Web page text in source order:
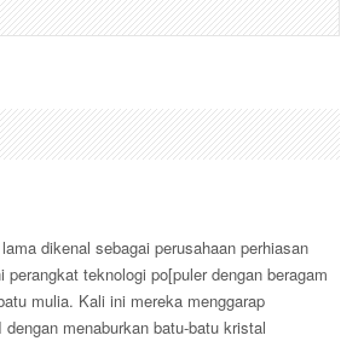
dikenal sebagai perusahaan perhiasan
perangkat teknologi po[puler dengan beragam
mulia. Kali ini mereka menggarap
menaburkan batu-batu kristal